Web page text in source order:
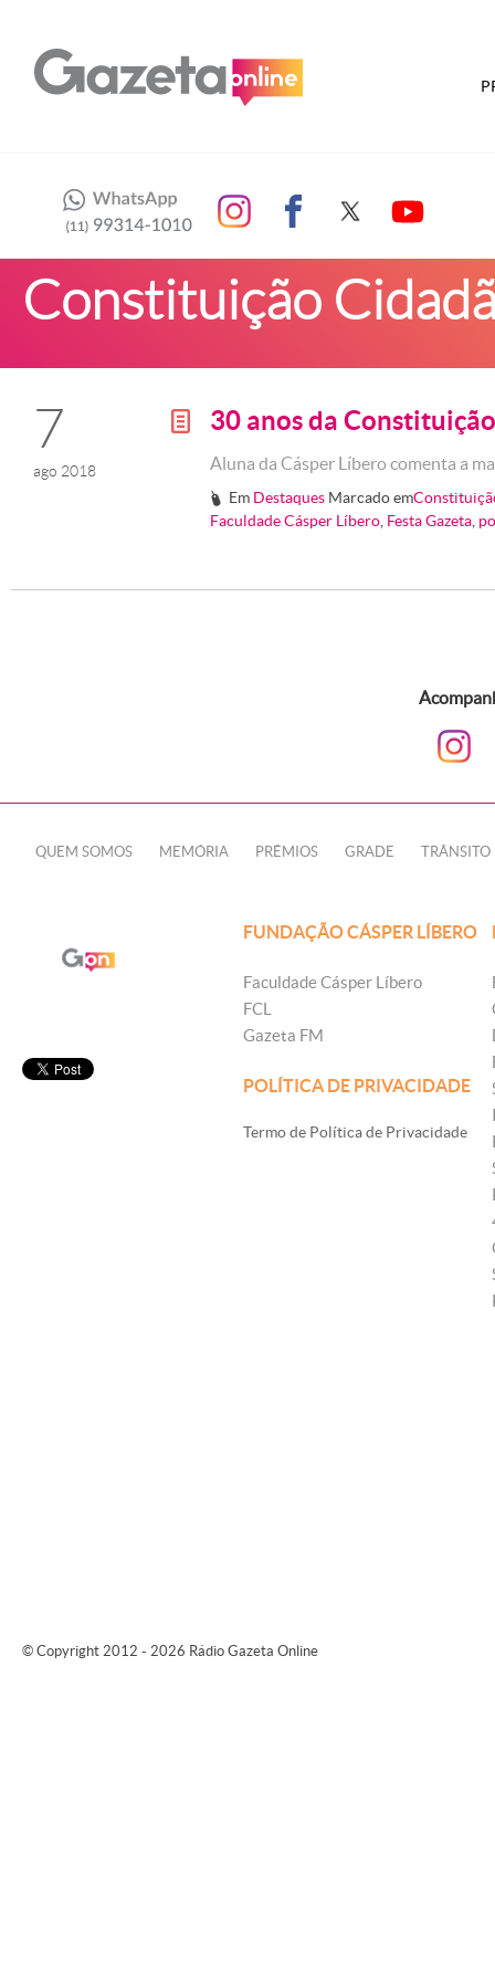
Constituição
7
ago 2018
g 30 anos da Constituição
Aluna da Cásper Líbero comenta a
# Em Destaques Marcado em
Faculdade Cásper Líbero Festa Gazeta
QUEM SOMOS MEMÓRIA PRÊMIOS GRADE TRÂNSITO
FUNDAÇÃO CÁSPER LÍBERO
Faculdade Cásper Líbero
FCL
Gazeta FM
POLÍTICA DE PRIVACIDADE
Termo de Política de Privacidade
© Copyright 2012 - 2026 Rádio Gazeta Online